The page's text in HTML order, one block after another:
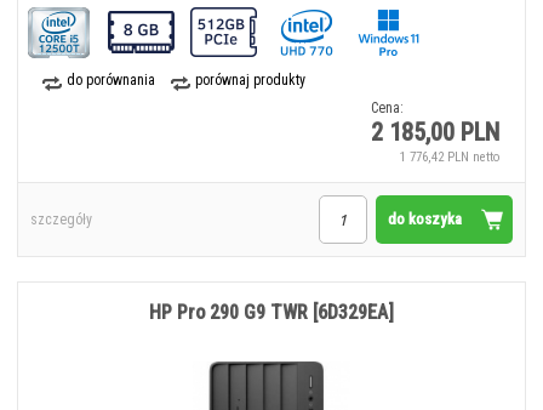
do porównania
porównaj produkty
Cena:
2 185,00 PLN
1 776,42 PLN netto
do koszyka
szczegóły
HP Pro 290 G9 TWR [6D329EA]